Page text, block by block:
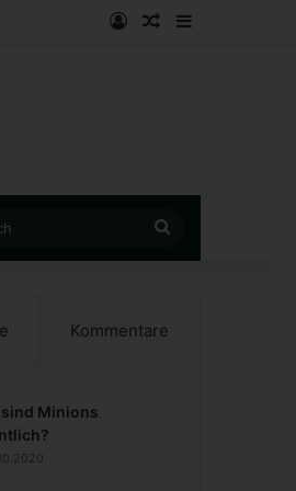
AnmeldenZufälliger
nach
Kommentare
sind Minions
Dialog geschlossen. Seine Funktionalität ist